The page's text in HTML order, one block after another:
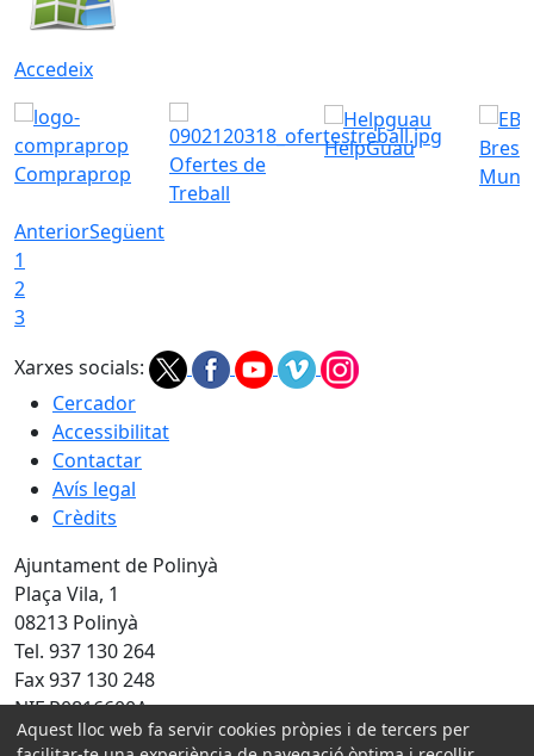
Accedeix
Compraprop
Ofertes de
Treball
HelpGuau
AnteriorSegüent
1
2
3
Xarxes socials:
Cercador
Accessibilitat
Contactar
Avís legal
Crèdits
Ajuntament de Polinyà
Plaça Vila, 1
08213 Polinyà
Tel. 937 130 264
Fax 937 130 248
NIF P0816600A
Aquest lloc web fa servir cookies pròpies i de tercers per